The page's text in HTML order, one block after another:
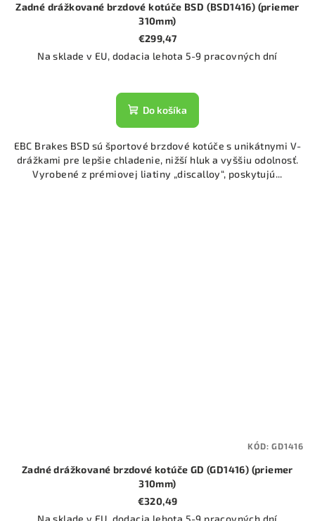
Zadné drážkované brzdové kotúče BSD (BSD1416) (priemer
310mm)
€299,47
Na sklade v EU, dodacia lehota 5-9 pracovných dní
Do košíka
EBC Brakes BSD sú športové brzdové kotúče s unikátnymi V-
drážkami pre lepšie chladenie, nižší hluk a vyššiu odolnosť.
Vyrobené z prémiovej liatiny „discalloy“, poskytujú...
Zadné drážkované brzdové kotúče GD (GD1416) (priemer
310mm)
€320,49
Na sklade v EU, dodacia lehota 5-9 pracovných dní
KÓD:GD1416